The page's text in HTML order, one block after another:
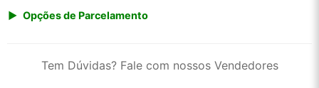
Opções de Parcelamento
2x de R$ 26,90Tem Dúvidas? Fale com nossos Vendedores